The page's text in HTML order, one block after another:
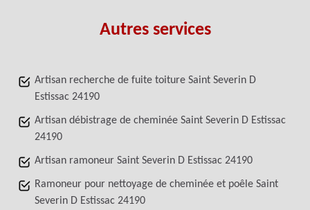
Autres services
Artisan recherche de fuite toiture Saint Severin D
Estissac 24190
Artisan débistrage de cheminée Saint Severin D Estissac
24190
Artisan ramoneur Saint Severin D Estissac 24190
Ramoneur pour nettoyage de cheminée et poêle Saint
Severin D Estissac 24190